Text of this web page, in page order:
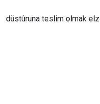
düstûruna teslim olmak